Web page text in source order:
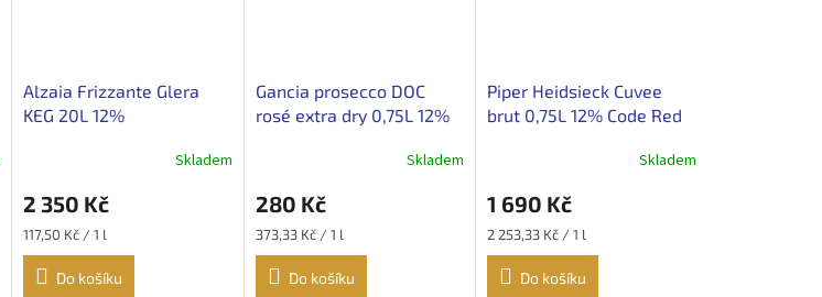
Alzaia Frizzante Glera
KEG 20L 12%
Skladem
2 350 Kč
Měrná
cena:
117,50 Kč / 1 l
Do košíku
Gancia prosecco DOC
rosé extra dry 0,75L 12%
Skladem
280 Kč
Měrná
cena:
373,33 Kč / 1 l
Do košíku
Piper Heidsieck Cuvee
brut 0,75L 12% Code Red
Skladem
1 690 Kč
Měrná
cena:
2 253,33 Kč / 1 l
Do košíku